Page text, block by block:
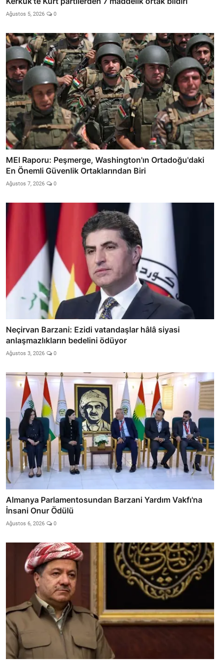
Ağustos 5, 2026 0
MEI Raporu: Peşmerge, Washington'ın Ortadoğu'daki
En Önemli Güvenlik Ortaklarından Biri
Ağustos 7, 2026 0
Neçirvan Barzani: Ezidi vatandaşlar hâlâ siyasi
anlaşmazlıkların bedelini ödüyor
Ağustos 3, 2026 0
Almanya Parlamentosundan Barzani Yardım Vakfı'na
İnsani Onur Ödülü
Ağustos 6, 2026 0